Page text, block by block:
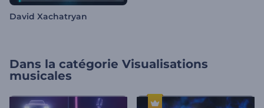
David Xachatryan
Dans la catégorie Visualisations
musicales